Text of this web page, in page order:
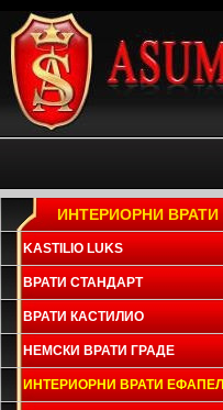
ИНТЕРИОРНИ ВРАТИ
KASTILIO LUKS
ВРАТИ СТАНДАРТ
ВРАТИ КАСТИЛИО
НЕМСКИ ВРАТИ ГРАДЕ
ИНТЕРИОРНИ ВРАТИ ЕФАПЕЛ